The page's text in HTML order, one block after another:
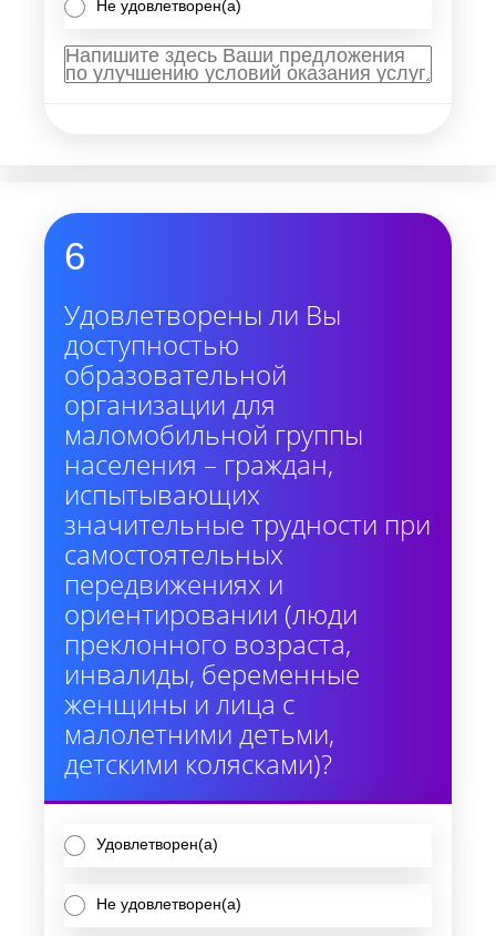
Не удовлетворен(а)
6
Удовлетворены ли Вы
доступностью
образовательной
организации для
маломобильной группы
населения – граждан,
испытывающих
значительные трудности при
самостоятельных
передвижениях и
ориентировании (люди
преклонного возраста,
инвалиды, беременные
женщины и лица с
малолетними детьми,
детскими колясками)?
Удовлетворен(а)
Не удовлетворен(а)